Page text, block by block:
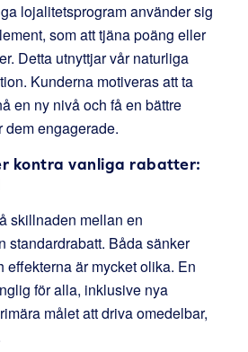
lojalitetsprogram använder sig
som att tjäna poäng eller
Detta utnyttjar vår naturliga
Kunderna motiveras att ta
en ny nivå och få en bättre
dem engagerade.
kontra vanliga rabatter:
skillnaden mellan en
standardrabatt. Båda sänker
effekterna är mycket olika. En
för alla, inklusive nya
målet att driva omedelbar,